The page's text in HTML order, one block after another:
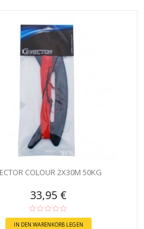
COLOUR 2X30M 50KG
33,95 €
IN DEN WARENKORB LEGEN